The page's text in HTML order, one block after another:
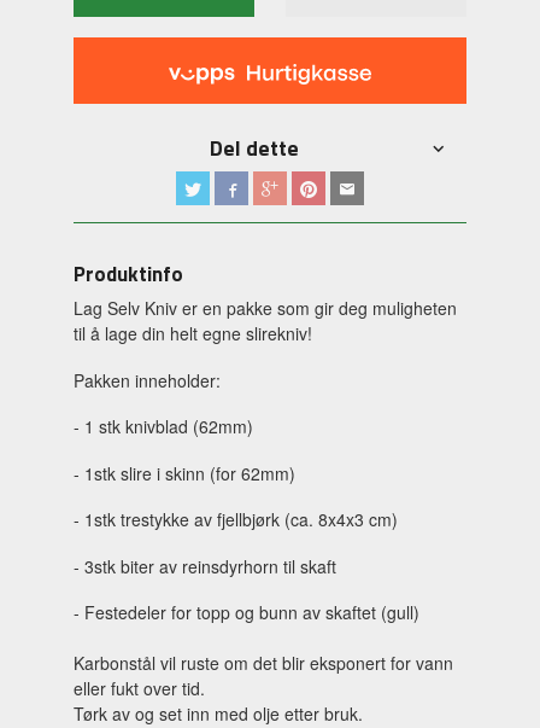
Del dette
Produktinfo
Lag Selv Kniv er en pakke som gir deg muligheten
til å lage din helt egne slirekniv!
Pakken inneholder:
- 1 stk knivblad (62mm)
- 1stk slire i skinn (for 62mm)
- 1stk trestykke av fjellbjørk (ca. 8x4x3 cm)
- 3stk biter av reinsdyrhorn til skaft
- Festedeler for topp og bunn av skaftet (gull)
Karbonstål vil ruste om det blir eksponert for vann
eller fukt over tid.
Tørk av og set inn med olje etter bruk.